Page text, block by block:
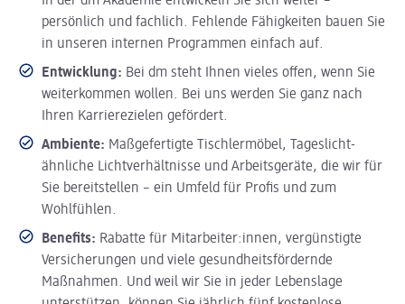
persönlich und fachlich. Fehlende Fähigkeiten bauen Sie
in unseren internen Programmen einfach auf.
Entwicklung: Bei dm steht Ihnen vieles offen, wenn Sie
weiterkommen wollen. Bei uns werden Sie ganz nach
Ihren Karrierezielen gefördert.
Ambiente: Maßgefertigte Tischlermöbel, Tageslicht-
ähnliche Lichtverhältnisse und Arbeitsgeräte, die wir für
Sie bereitstellen – ein Umfeld für Profis und zum
Wohlfühlen.
Benefits: Rabatte für Mitarbeiter:innen, vergünstigte
Versicherungen und viele gesundheitsfördernde
Maßnahmen. Und weil wir Sie in jeder Lebenslage